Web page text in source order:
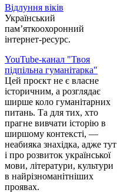
Відлуння віків
Український
пам’яткоохоронний
інтернет-ресурс.
YouTube-канал "Твоя
підпільна гуманітарка"
Цей проєкт не є власне
історичним, а розглядає
ширше коло гуманітарних
питань. Та для тих, хто
прагне вивчати історію в
ширшому контексті, —
неабияка знахідка, адже тут
і про розвиток української
мови, літератури, культури
в найрізноманітніших
проявах.